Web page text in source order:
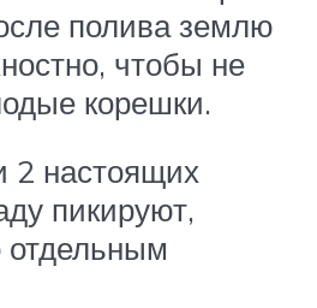
полива землю
чтобы не
корешки.
2 настоящих
пикируют,
отдельным